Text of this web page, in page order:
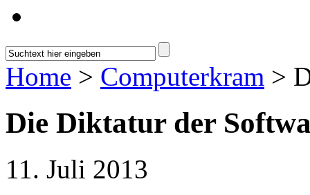
Home > Computerkram >
Die Diktatur der
11. Juli 2013